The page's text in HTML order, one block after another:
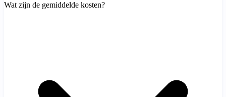
Wat zijn de gemiddelde kosten?